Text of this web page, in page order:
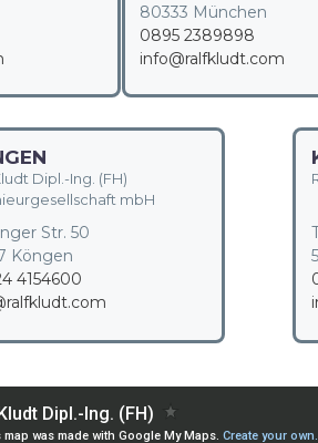
80333 München
0895 2389898
info@ralfkludt.com
Dipl.-Ing. (FH)
mbH
Str. 50
Köngen
4154600